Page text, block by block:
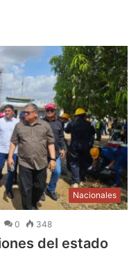
Nacionales
0 348
del estado